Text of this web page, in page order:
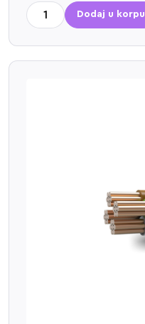
Dodaj u korpu